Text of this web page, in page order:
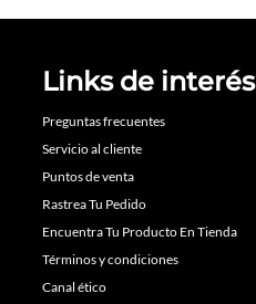
Links de interés
Preguntas frecuentes
Servicio al cliente
Puntos de venta
Rastrea Tu Pedido
Encuentra Tu Producto En Tienda
Términos y condiciones
Canal ético